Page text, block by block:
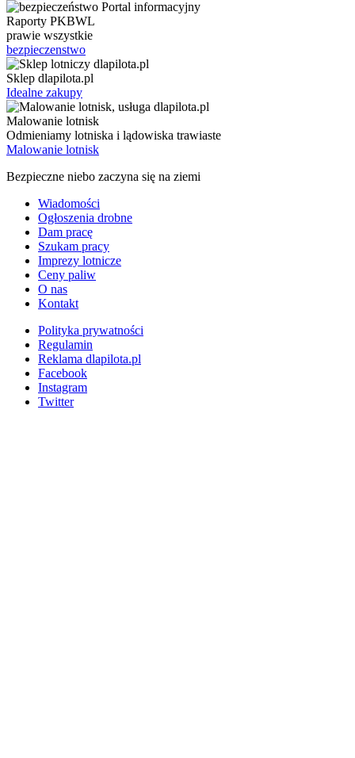
Raporty PKBWL
prawie wszystkie
bezpieczenstwo
Sklep dlapilota.pl
Idealne zakupy
Malowanie lotnisk
Odmieniamy lotniska i lądowiska trawiaste
Malowanie lotnisk
Bezpieczne niebo zaczyna się na ziemi
Wiadomości
Ogłoszenia drobne
Dam pracę
Szukam pracy
Imprezy lotnicze
Ceny paliw
O nas
Kontakt
Polityka prywatności
Regulamin
Reklama dlapilota.pl
Facebook
Instagram
Twitter